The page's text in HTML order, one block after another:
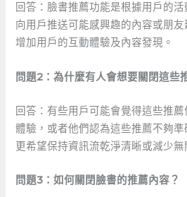
回答：臉書推薦功能是根據用戶的
向用戶推送可能感興趣的內容或朋
增加用戶的互動體驗及內容發現。
問題2：為什麼有人會想要關閉這些
回答：有些用戶可能會覺得這些推
體驗，或者他們認為這些推薦不夠
更希望保持資訊流乾淨清晰或減少無
問題3：如何關閉臉書的推薦內容？